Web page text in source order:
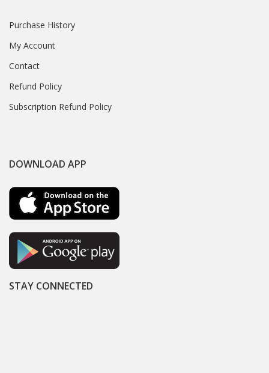
Purchase History
My Account
Contact
Refund Policy
Subscription Refund Policy
DOWNLOAD APP
STAY CONNECTED